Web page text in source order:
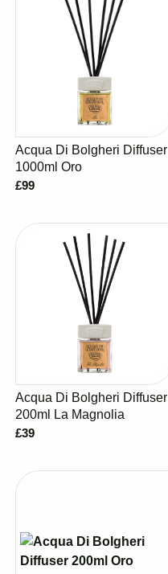
Acqua Di Bolgheri Diffuser
1000ml Oro
£99
Acqua Di Bolgheri Diffuser
200ml La Magnolia
£39